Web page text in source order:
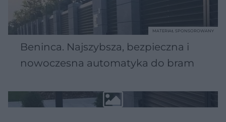
Beninca. Najszybsza, bezpieczna i
nowoczesna automatyka do bram
MATERIAŁ SPONSOROWANY